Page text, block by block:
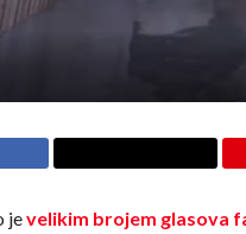
jevelikim brojem glasova